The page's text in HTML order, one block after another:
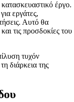
κατασκευαστικό έργο.
εργάτες,
Αυτό θα
τις προσδοκίες του
τυχόν
διάρκεια της